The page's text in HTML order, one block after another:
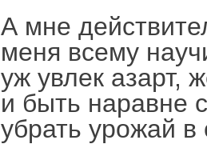
А мне
меня всему
уж увлек азарт,
и быть наравне
убрать урожай в